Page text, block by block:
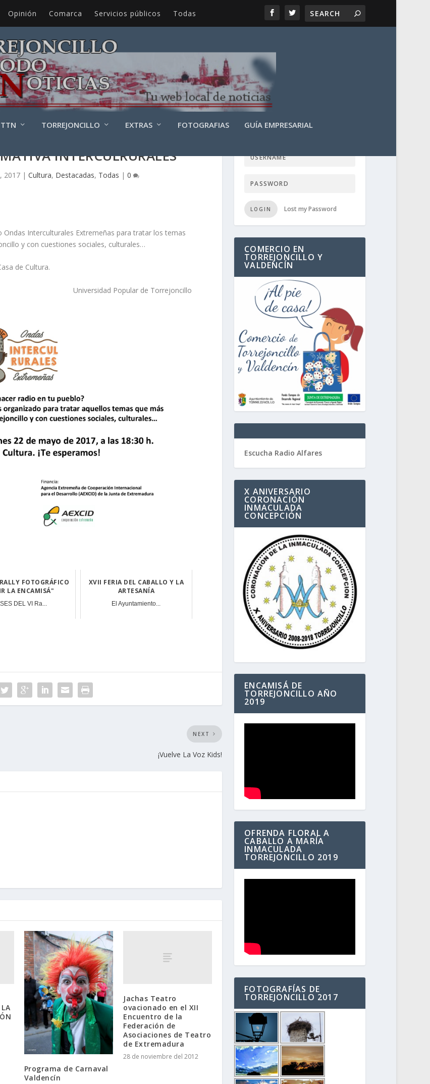
Opinión Comarca Servicios públicos Todas
TTN TORREJONCILLO EXTRAS FOTOGRAFIAS GUÍA EMPRESARIAL
INTERCULRURALES
2017| Cultura, Destacadas, Todas | 0
Interculturales Extremeñas para tratar los temas
y con cuestiones sociales, culturales…
de Cultura.
Universidad Popular de Torrejoncillo
FOTOGRÁFICO
LA ENCAMISÁ"
DEL VI Ra...
XVII FERIA DEL CABALLO Y LA
ARTESANÍA
El Ayuntamiento...
NEXT
¡Vuelve La Voz Kids!
Programa de Carnaval
Valdencín
Jachas Teatro
ovacionado en el XII
Encuentro de la
Federación de
Asociaciones de Teatro
de Extremadura
28 de noviembre del 2012
LOGIN USER TTN
LOGIN Lost my Password
COMERCIO EN
TORREJONCILLO Y
VALDENCÍN
Escucha Radio Alfares
X ANIVERSARIO
CORONACIÓN
INMACULADA
CONCEPCIÓN
ENCAMISÁ DE
TORREJONCILLO AÑO
2019
OFRENDA FLORAL A
CABALLO A MARÍA
INMACULADA
TORREJONCILLO 2019
FOTOGRAFÍAS DE
TORREJONCILLO 2017